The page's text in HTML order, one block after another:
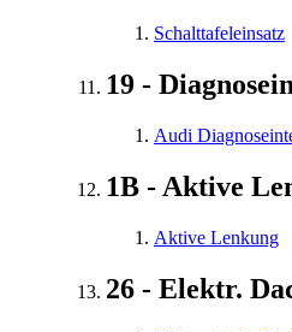
Schalttafeleinsatz
19 -
Audi
1B - Aktive
Aktive Lenkung
26 - Elektr.